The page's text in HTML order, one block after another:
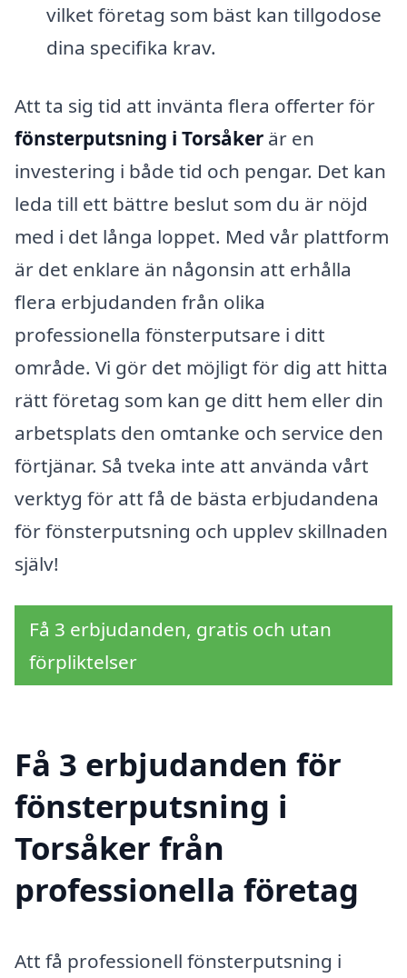
vilket företag som bäst kan tillgodose
dina specifika krav.
Att ta sig tid att invänta flera offerter för
fönsterputsning i Torsåker är en
investering i både tid och pengar. Det kan
leda till ett bättre beslut som du är nöjd
med i det långa loppet. Med vår plattform
är det enklare än någonsin att erhålla
flera erbjudanden från olika
professionella fönsterputsare i ditt
område. Vi gör det möjligt för dig att hitta
rätt företag som kan ge ditt hem eller din
arbetsplats den omtanke och service den
förtjänar. Så tveka inte att använda vårt
verktyg för att få de bästa erbjudandena
för fönsterputsning och upplev skillnaden
själv!
Få 3 erbjudanden, gratis och utan
förpliktelser
Få 3 erbjudanden för
fönsterputsning i
Torsåker från
professionella företag
Att få professionell fönsterputsning i